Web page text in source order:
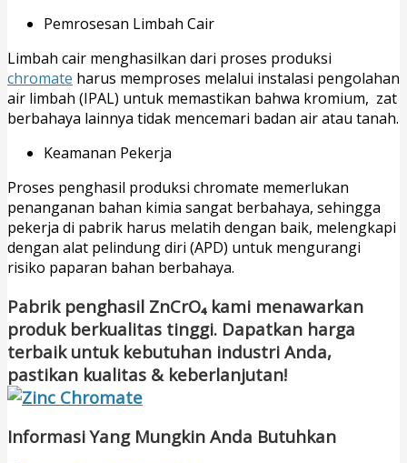
Pemrosesan Limbah Cair
Limbah cair menghasilkan dari proses produksi
chromate harus memproses melalui instalasi pengolahan
air limbah (IPAL) untuk memastikan bahwa kromium, zat
berbahaya lainnya tidak mencemari badan air atau tanah.
Keamanan Pekerja
Proses penghasil produksi chromate memerlukan
penanganan bahan kimia sangat berbahaya, sehingga
pekerja di pabrik harus melatih dengan baik, melengkapi
dengan alat pelindung diri (APD) untuk mengurangi
risiko paparan bahan berbahaya.
Pabrik penghasil ZnCrO₄ kami menawarkan
produk berkualitas tinggi. Dapatkan harga
terbaik untuk kebutuhan industri Anda,
pastikan kualitas & keberlanjutan!
Informasi Yang Mungkin Anda Butuhkan